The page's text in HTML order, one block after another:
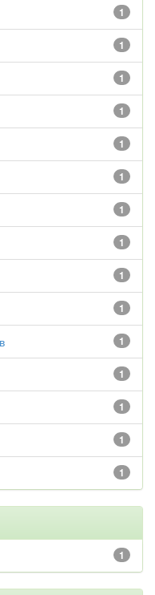
1
1
1
1
1
1
1
1
1
1
1
1
1
1
1
1